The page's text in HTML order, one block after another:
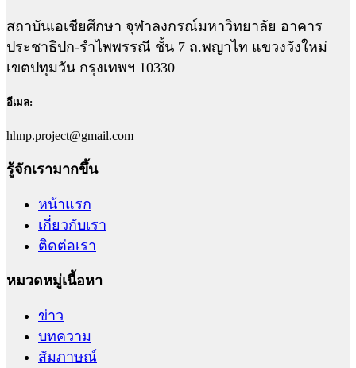
สถาบันเอเชียศึกษา จุฬาลงกรณ์มหาวิทยาลัย อาคาร
ประชาธิปก-รำไพพรรณี ชั้น 7 ถ.พญาไท แขวงวังใหม่
เขตปทุมวัน กรุงเทพฯ 10330
อีเมล:
hhnp.project@gmail.com
รู้จักเรามากขึ้น
หน้าแรก
เกี่ยวกับเรา
ติดต่อเรา
หมวดหมู่เนื้อหา
ข่าว
บทความ
สัมภาษณ์